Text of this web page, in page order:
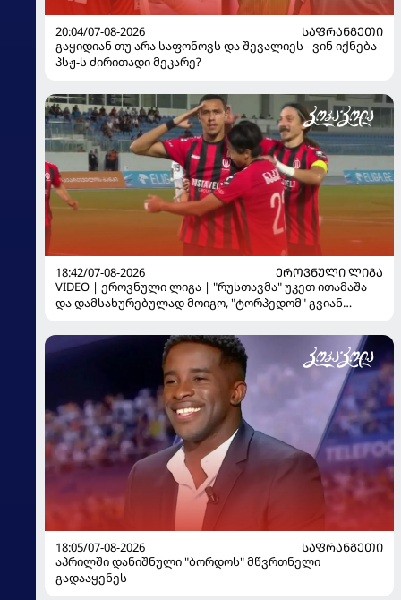
20:04/07-08-2026
ᲡᲐᲤᲠᲐᲜᲒᲔᲗᲘ
გაყიდიან თუ არა საფონოვს და შევალიეს - ვინ იქნება
პსჟ-ს ძირითადი მეკარე?
18:42/07-08-2026
ᲔᲠᲝᲕᲜᲣᲚᲘ ᲚᲘᲒᲐ
VIDEO | ეროვნული ლიგა | "რუსთავმა" უკეთ ითამაშა
და დამსახურებულად მოიგო, "ტორპედომ" გვიან
18:05/07-08-2026
ᲡᲐᲤᲠᲐᲜᲒᲔᲗᲘ
აპრილში დანიშნული "ბორდოს" მწვრთნელი
გადააყენეს